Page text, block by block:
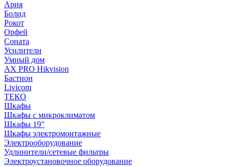
Ария
Болид
Рокот
Орфей
Соната
Усилители
Умный дом
AX PRO Hikvision
Бастион
Livicom
ТЕКО
Шкафы
Шкафы с микроклиматом
Шкафы 19"
Шкафы электромонтажные
Электрооборудование
Удлинители/сетевые фильтры
Электроустановочное оборудование